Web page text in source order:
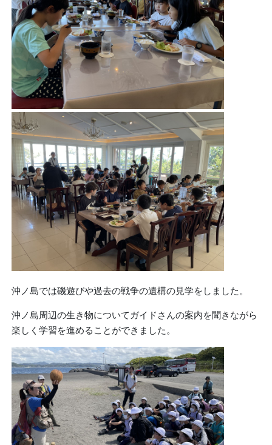
沖ノ島では磯遊びや過去の戦争の遺構の見学をしました。
沖ノ島周辺の生き物についてガイドさんの案内を聞きながら
楽しく学習を進めることができました。